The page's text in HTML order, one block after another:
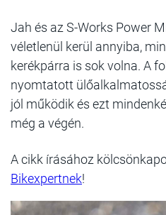
Jah és az S-Works Power
véletlenül kerül annyiba,
kerékpárra is sok volna. A
nyomtatott
jól működik és ezt
még a végén.
A cikk írásához
Bikexpertnek!